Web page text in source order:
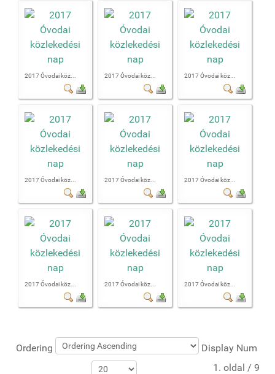
2017 Óvodai köz... 2017 Óvodai köz... 2017 Óvodai köz...
2017 Óvodai köz... 2017 Óvodai köz... 2017 Óvodai köz...
2017 Óvodai köz... 2017 Óvodai köz... 2017 Óvodai köz...
Ordering
Display Num
1. oldal / 9